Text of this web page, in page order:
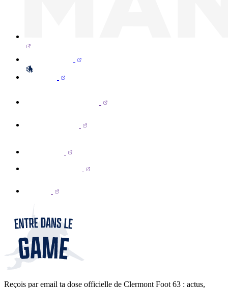
Reçois par email ta dose officielle de Clermont Foot 63 : actus,